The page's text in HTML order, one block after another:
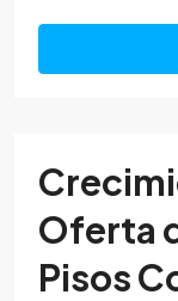
Oferta
Pisos